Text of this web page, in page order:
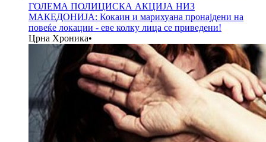
ГОЛЕМА ПОЛИЦИСКА АКЦИЈА НИЗ
МАКЕДОНИЈА: Кокаин и марихуана пронајдени на
повеќе локации - еве колку лица се приведени!
Црна Хроника•